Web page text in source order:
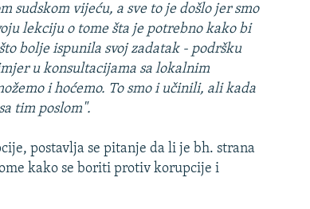
sudskom vijeću, a sve to je došlo jer smo
lekciju o tome šta je potrebno kako bi
bolje ispunila svoj zadatak - podršku
u konsultacijama sa lokalnim
i hoćemo. To smo i učinili, ali kada
tim poslom".
postavlja se pitanje da li je bh. strana
kako se boriti protiv korupcije i